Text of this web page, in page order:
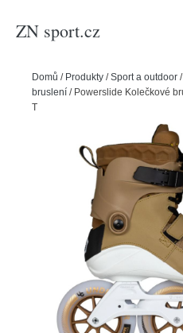
ZN sport.cz
Domů / Produkty /Sport a outdoor /
bruslení / Powerslide Kolečkové
Trinity, 3x, 125, 38